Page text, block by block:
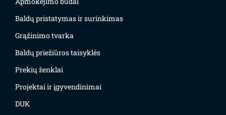
Baldų pristatymas ir surinkimas
Grąžinimo tvarka
Baldų priežiūros taisyklės
Prekių ženklai
Projektai ir įgyvendinimai
DUK